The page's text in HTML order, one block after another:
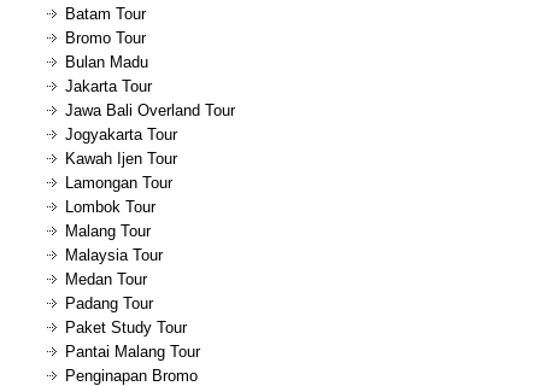
Batam Tour
Bromo Tour
Bulan Madu
Jakarta Tour
Jawa Bali Overland Tour
Jogyakarta Tour
Kawah Ijen Tour
Lamongan Tour
Lombok Tour
Malang Tour
Malaysia Tour
Medan Tour
Padang Tour
Paket Study Tour
Pantai Malang Tour
Penginapan Bromo